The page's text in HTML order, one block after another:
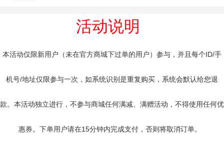
活动说明
本活动仅限新用户（未在官方商城下过单的用户）参与，并且每个ID/手
机号/地址仅限参与一次，如系统识别是重复购买，系统会默认给您退
款。本活动独立进行，不参与商城任何满减、满赠活动，不得使用任何优
惠券。下单用户请在15分钟内完成支付，否则将取消订单。